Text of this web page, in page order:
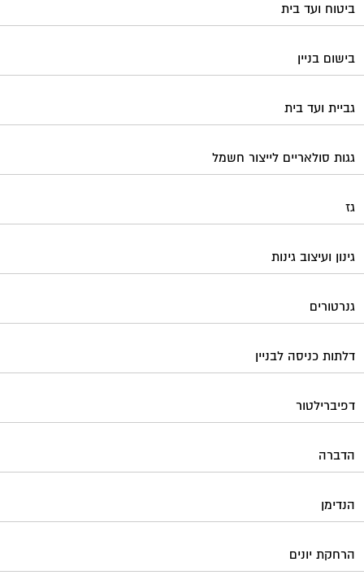
ביטוח ועד בית
בישום בניין
גביית ועד בית
גגות סולאריים לייצור חשמל
גז
גינון ועיצוב גינות
גנרטורים
דלתות כניסה לבניין
דפיברילטור
הדברה
הנדימן
הרחקת יונים